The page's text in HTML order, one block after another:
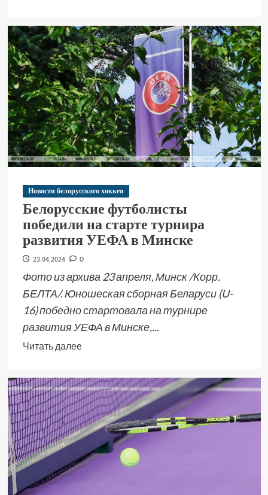
Новости белорусского хоккея
Белорусские футболисты
победили на старте турнира
развития УЕФА в Минске
23.04.2024 0
Фото из архива 23 апреля, Минск /Корр.
БЕЛТА/. Юношеская сборная Беларуси (U-
16) победно стартовала на турнире
развития УЕФА в Минске,...
Читать далее